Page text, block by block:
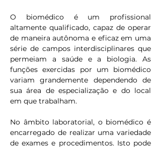
O biomédico é um profissional
altamente qualificado, capaz de operar
de maneira autônoma e eficaz em uma
série de campos interdisciplinares que
permeiam a saúde e a biologia. As
funções exercidas por um biomédico
variam grandemente dependendo de
sua área de especialização e do local
em que trabalham.
No âmbito laboratorial, o biomédico é
encarregado de realizar uma variedade
de exames e procedimentos. Isto pode